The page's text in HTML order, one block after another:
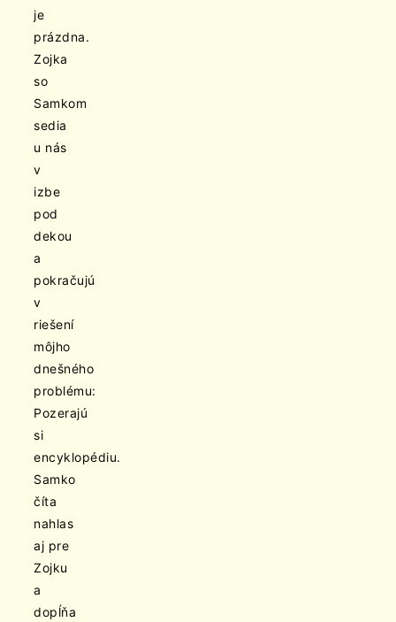
je
prázdna.
Zojka
so
Samkom
sedia
u nás
v
izbe
pod
dekou
a
pokračujú
v
riešení
môjho
dnešného
problému:
Pozerajú
si
encyklopédiu.
Samko
číta
nahlas
aj pre
Zojku
a
dopĺňa